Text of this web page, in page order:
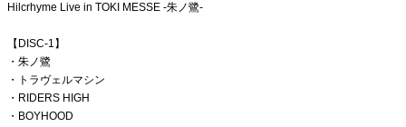
Hilcrhyme Live in TOKI MESSE -朱ノ鷺-
【DISC-1】
・朱ノ鷺
・トラヴェルマシン
・RIDERS HIGH
・BOYHOOD